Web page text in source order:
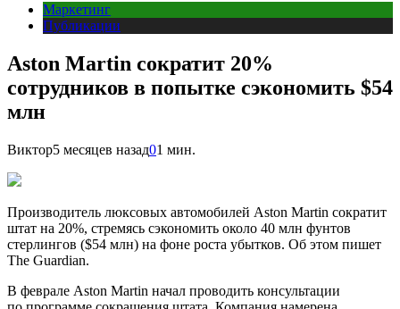
Маркетинг
Публикации
Aston Martin сократит 20%
сотрудников в попытке сэкономить $54
млн
Виктор5 месяцев назад01 мин.
Производитель люксовых автомобилей Aston Martin сократит
штат на 20%, стремясь сэкономить около 40 млн фунтов
стерлингов ($54 млн) на фоне роста убытков. Об этом пишет
The Guardian.
В феврале Aston Martin начал проводить консультации